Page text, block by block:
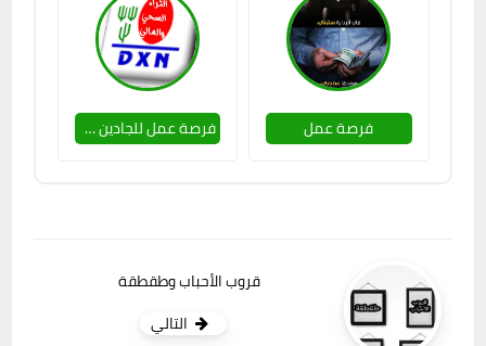
فرصة عمل فرصة عمل للجادين وعندن طموح
قروب الأحباب وطقطقة
التالي